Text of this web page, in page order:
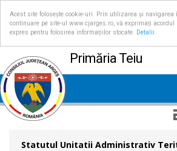
Acest site folosește cookie-uri. Prin utilizarea și navigarea
continuare pe site-ul www.cjarges.ro, vă exprimați acordul
expres pentru folosirea informațiilor stocate.
Detalii
Primăria Teiu
Statutul Unitatii Administrativ